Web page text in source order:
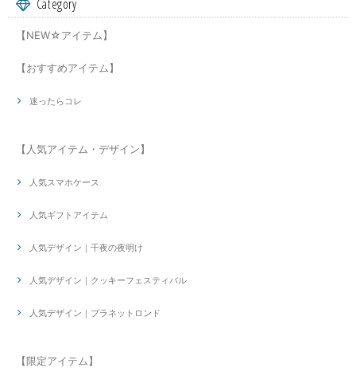
Category
【NEW☆アイテム】
【おすすめアイテム】
迷ったらコレ
【人気アイテム・デザイン】
人気スマホケース
人気ギフトアイテム
人気デザイン｜千夜の夜明け
人気デザイン｜クッキーフェスティバル
人気デザイン｜プラネットロンド
【限定アイテム】